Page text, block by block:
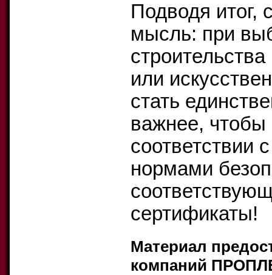
Подводя итог,
мысль: при
или
стать
важнее,
соответствии
нормами
сертификаты!
Материал
компаний